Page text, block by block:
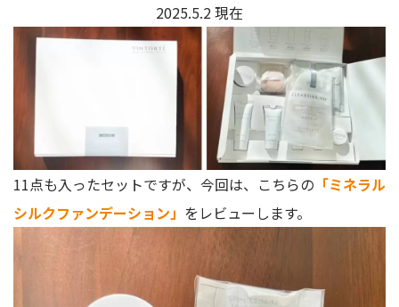
2025.5.2 現在
11点も入ったセットですが、今回は、こちらの 「ミネラル
シルクファンデーション」 をレビューします。